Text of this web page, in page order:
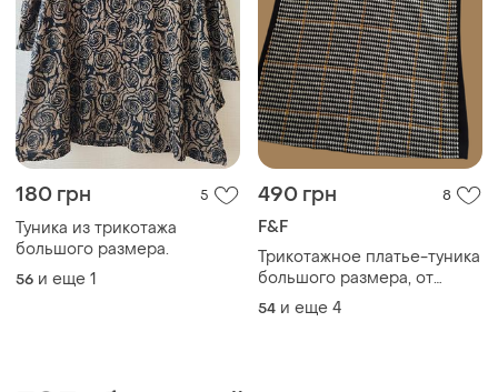
180 грн 5
Туника из трикотажа
большого размера.
56 и еще 1
490 грн 8
F&F
Трикотажное платье-туника
большого размера, от
f&amp;f, туречковка,
идеальное на весну🌿
ТОП объявлений